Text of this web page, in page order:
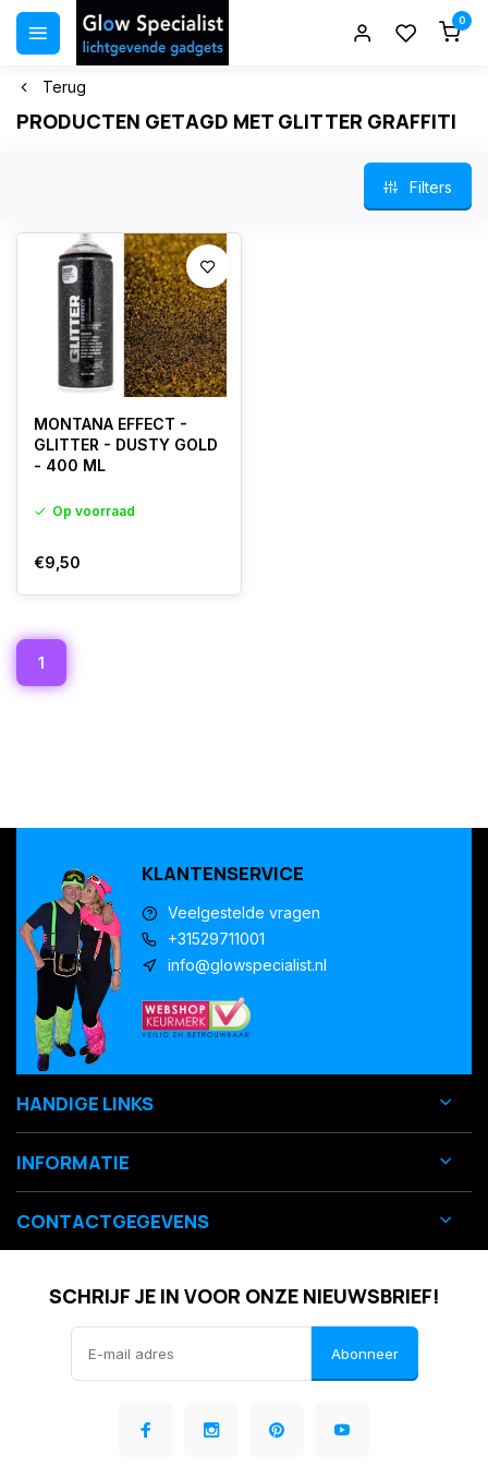
0
Terug
PRODUCTEN GETAGD MET GLITTER GRAFFITI
Filters
MONTANA EFFECT -
GLITTER - DUSTY GOLD
- 400 ML
Op voorraad
€9,50
1
KLANTENSERVICE
Veelgestelde vragen
+31529711001
info@glowspecialist.nl
HANDIGE LINKS
INFORMATIE
CONTACTGEGEVENS
SCHRIJF JE IN VOOR ONZE NIEUWSBRIEF!
Abonneer